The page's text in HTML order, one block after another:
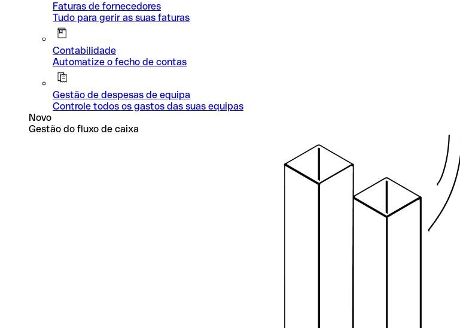
Faturas de fornecedores
Tudo para gerir as suas faturas
Contabilidade
Automatize o fecho de contas
Gestão de despesas de equipa
Controle todos os gastos das suas equipas
Novo
Gestão do fluxo de caixa